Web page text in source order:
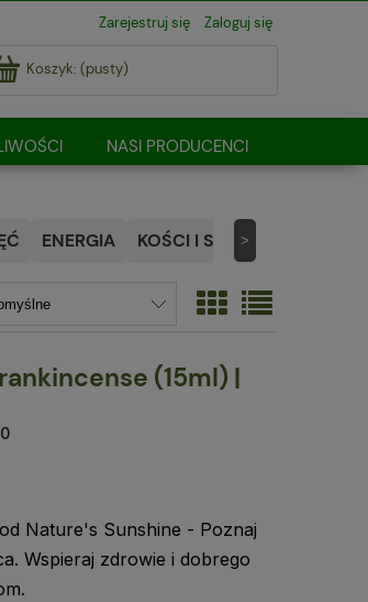
Zarejestruj się Zaloguj się
Koszyk: (pusty)
NASI PRODUCENCI
ENERGIA KOŚCI I STAWY
>
(15ml) |
Nature's Sunshine - Poznaj
Wspieraj zdrowie i dobrego